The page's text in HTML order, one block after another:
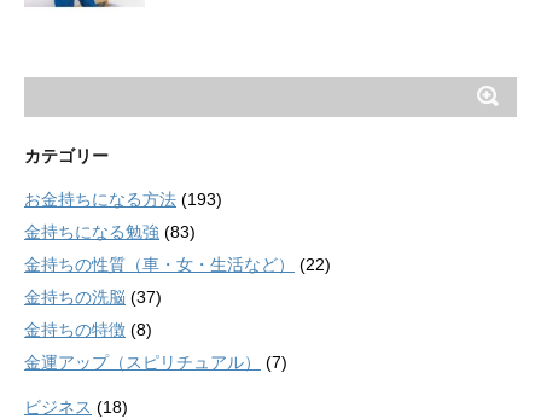
カテゴリー
お金持ちになる方法 (193)
金持ちになる勉強 (83)
金持ちの性質（車・女・生活など）
(22)
金持ちの洗脳 (37)
金持ちの特徴 (8)
金運アップ（スピリチュアル）
(7)
ビジネス (18)